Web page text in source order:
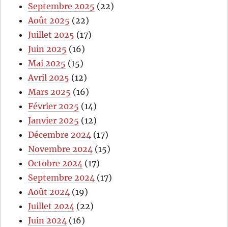
Septembre 2025 (22)
Août 2025 (22)
Juillet 2025 (17)
Juin 2025 (16)
Mai 2025 (15)
Avril 2025 (12)
Mars 2025 (16)
Février 2025 (14)
Janvier 2025 (12)
Décembre 2024 (17)
Novembre 2024 (15)
Octobre 2024 (17)
Septembre 2024 (17)
Août 2024 (19)
Juillet 2024 (22)
Juin 2024 (16)